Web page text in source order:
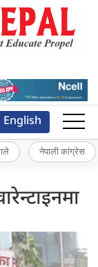
English
नेपाली कांग्रेस